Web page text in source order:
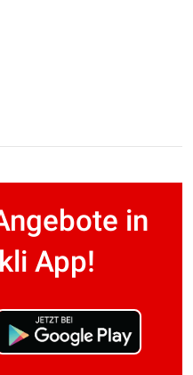
in
App!